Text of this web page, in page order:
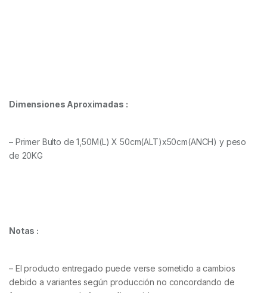
Dimensiones Aproximadas :
– Primer Bulto de 1,50M(L) X 50cm(ALT)x50cm(ANCH) y peso
de 20KG
Notas :
– El producto entregado puede verse sometido a cambios
debido a variantes según producción no concordando de